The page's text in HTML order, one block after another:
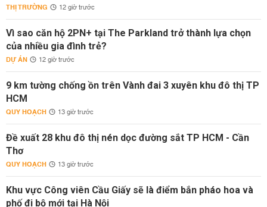
THỊ TRƯỜNG 12 giờ trước
Vì sao căn hộ 2PN+ tại The Parkland trở thành lựa chọn
của nhiều gia đình trẻ?
DỰ ÁN 12 giờ trước
9 km tường chống ồn trên Vành đai 3 xuyên khu đô thị TP
HCM
QUY HOẠCH 13 giờ trước
Đề xuất 28 khu đô thị nén dọc đường sắt TP HCM - Cần
Thơ
QUY HOẠCH 13 giờ trước
Khu vực Công viên Cầu Giấy sẽ là điểm bắn pháo hoa và
phố đi bộ mới tại Hà Nội